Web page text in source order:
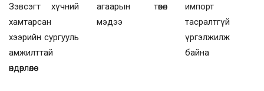
Зэвсэгт хүчний
хамтарсан
хээрийн сургууль
амжилттай
өндөрлөлөө
агаарын төвөл
мэдээ
импорт
тасралтгүй
үргэлжилж
байна